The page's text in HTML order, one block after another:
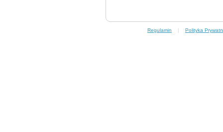
Regulamin | Polityka